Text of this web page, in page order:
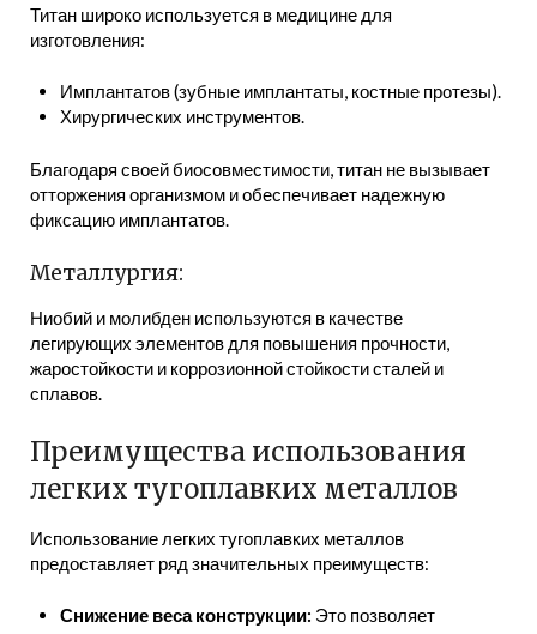
Титан широко используется в медицине для
изготовления:
Имплантатов (зубные имплантаты, костные протезы).
Хирургических инструментов.
Благодаря своей биосовместимости, титан не вызывает
отторжения организмом и обеспечивает надежную
фиксацию имплантатов.
Металлургия:
Ниобий и молибден используются в качестве
легирующих элементов для повышения прочности,
жаростойкости и коррозионной стойкости сталей и
сплавов.
Преимущества использования
легких тугоплавких металлов
Использование легких тугоплавких металлов
предоставляет ряд значительных преимуществ:
Снижение веса конструкции: Это позволяет